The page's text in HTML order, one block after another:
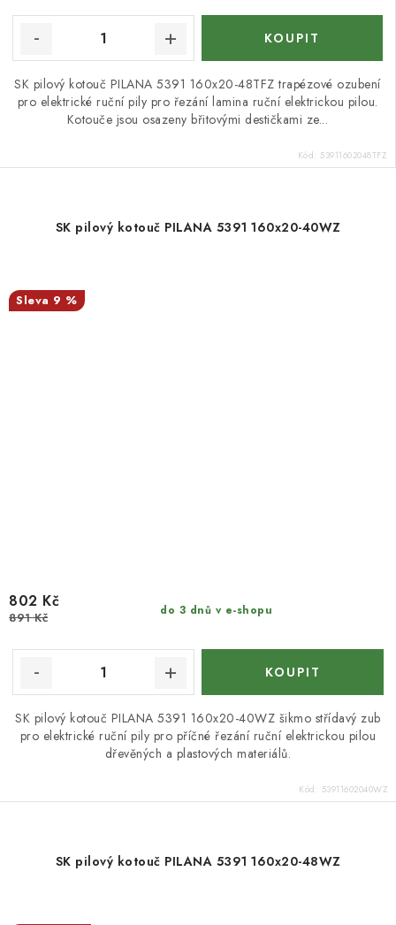
SK pilový kotouč PILANA 5391 160x20-48TFZ trapézové ozubení
pro elektrické ruční pily pro řezání lamina ruční elektrickou pilou.
Kotouče jsou osazeny břitovými destičkami ze...
Kód: 53911602048TFZ
SK pilový kotouč PILANA 5391 160x20-40WZ
9 %
do 3 dnů v e-shopu
802 Kč
891 Kč
SK pilový kotouč PILANA 5391 160x20-40WZ šikmo střídavý zub
pro elektrické ruční pily pro příčné řezání ruční elektrickou pilou
dřevěných a plastových materiálů.
Kód: 53911602040WZ
SK pilový kotouč PILANA 5391 160x20-48WZ